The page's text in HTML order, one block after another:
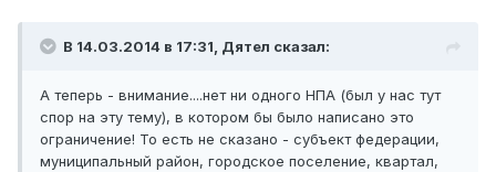
В 14.03.2014 в 17:31, Дятел сказал:
А теперь - внимание....нет ни одного НПА (был у нас тут
спор на эту тему), в котором бы было написано это
ограничение! То есть не сказано - субъект федерации,
муниципальный район, городское поселение, квартал,